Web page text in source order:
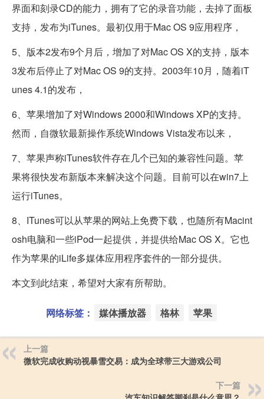
界面和刻录CD的能力，拥有了它的录音功能，去掉了面板
支持，发布为iTunes。最初仅用于Mac OS 9应用程序，
5、版本2发布9个月后，增加了对Mac OS X的支持，版本
3发布后停止了对Mac OS 9的支持。2003年10月，随着iT
unes 4.1的发布，
6、苹果增加了对Windows 2000和Windows XP的支持。
然而，自微软最新操作系统Windows Vista发布以来，
7、苹果声称iTunes软件存在几个已知的兼容性问题。苹
果将很快发布新版本来解决这个问题。目前可以在win7上
运行iTunes。
8、ITunes可以从苹果的网站上免费下载，也随所有Macint
osh电脑和一些iPod一起提供，并提供给Mac OS X。它也
作为苹果的iLife多媒体应用程序套件的一部分提供。
本文到此结束，希望对大家有所帮助。
网络标签： 媒体播放器 格林 苹果
上一篇
微软完成收购动视暴雪交易：成为全球带三大游戏公司
下一篇